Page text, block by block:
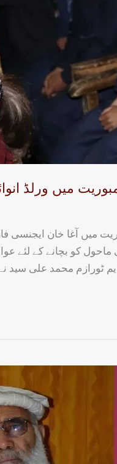
میں ورلڈ
میں آغا خان ایجنسی
کو بچانے کے لئے عوام
ٹورازم محمد علی